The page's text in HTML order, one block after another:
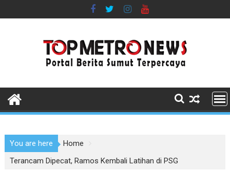
to
You are here
Home
Terancam Dipecat, Ramos Kembali Latihan di PSG